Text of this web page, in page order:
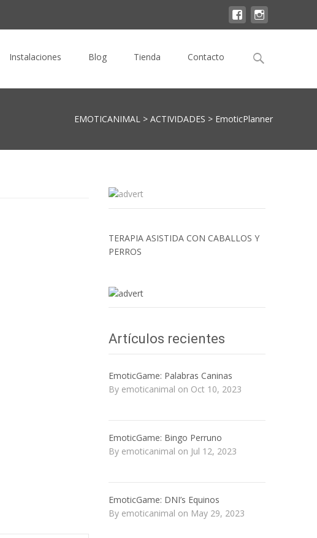
Instalaciones Blog Tienda Contacto
Buscar
por:
EMOTICANIMAL > ACTIVIDADES > EmoticPlanner
TERAPIA ASISTIDA CON CABALLOS Y
PERROS
Artículos recientes
EmoticGame: Palabras Caninas
By emoticanimal on Oct 10, 2023
EmoticGame: Bingo Perruno
By emoticanimal on Jul 12, 2023
EmoticGame: DNI’s Equinos
By emoticanimal on May 29, 2023